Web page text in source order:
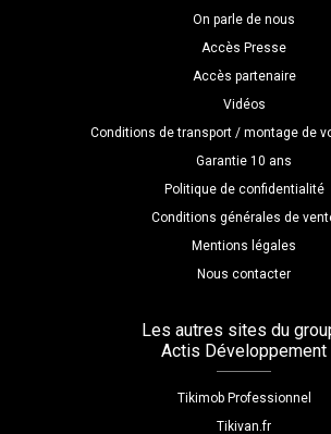
On parle de nous
Accès Presse
Accès partenaire
Vidéos
Conditions de transport / montage de
Garantie 10 ans
Politique de confidentialité
Conditions générales de
Mentions légales
Nous contacter
Les autres sites du
Actis Développement
Tikimob Professionnel
Tikivan.fr